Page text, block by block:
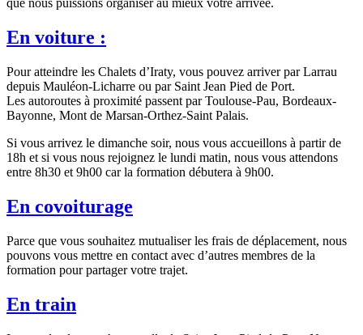
que nous puissions organiser au mieux votre arrivée.
En voiture :
Pour atteindre les Chalets d’Iraty, vous pouvez arriver par Larrau
depuis Mauléon-Licharre ou par Saint Jean Pied de Port.
Les autoroutes à proximité passent par Toulouse-Pau, Bordeaux-
Bayonne, Mont de Marsan-Orthez-Saint Palais.
Si vous arrivez le dimanche soir, nous vous accueillons à partir de
18h et si vous nous rejoignez le lundi matin, nous vous attendons
entre 8h30 et 9h00 car la formation débutera à 9h00.
En covoiturage
Parce que vous souhaitez mutualiser les frais de déplacement, nous
pouvons vous mettre en contact avec d’autres membres de la
formation pour partager votre trajet.
En train